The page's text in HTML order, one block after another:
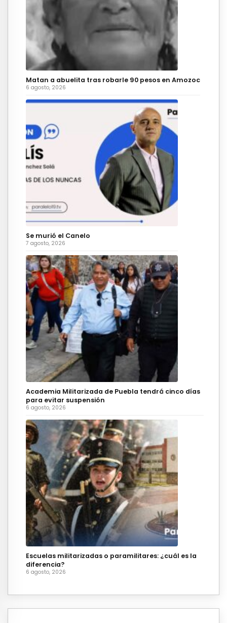
Matan a abuelita tras robarle 90 pesos en Amozoc
6 agosto, 2026
Se murió el Canelo
7 agosto, 2026
Academia Militarizada de Puebla tendrá cinco días
para evitar suspensión
6 agosto, 2026
Escuelas militarizadas o paramilitares: ¿cuál es la
diferencia?
6 agosto, 2026